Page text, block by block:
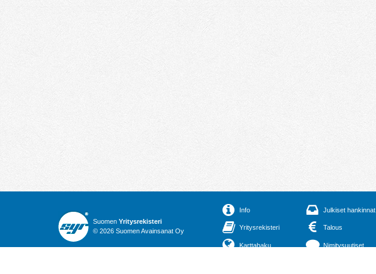
Suomen Yritysrekisteri
© 2026 Suomen Avainsanat Oy
Info
Yritysrekisteri
Karttahaku
Julkiset hankinnat
Talous
Nimitysuutiset